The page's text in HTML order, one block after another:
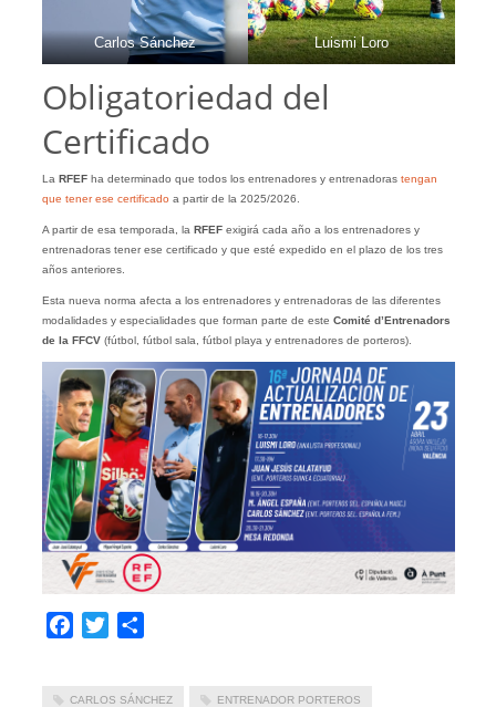
Carlos Sánchez Luismi Loro
Obligatoriedad del
Certificado
La RFEFha determinado que todos los entrenadores y entrenadoras tengan
que tener ese certificado a partir de la 2025/2026.
A partir de esa temporada, la RFEFexigirá cada año a los entrenadores y
entrenadoras tener ese certificado y que esté expedido en el plazo de los tres
años anteriores.
Esta nueva norma afecta a los entrenadores y entrenadoras de las diferentes
modalidades y especialidades que forman parte de este Comité d’Entrenadors
de la FFCV(fútbol, fútbol sala, fútbol playa y entrenadores de porteros).
Facebook
Twitter
CARLOS SÁNCHEZ ENTRENADOR PORTEROS